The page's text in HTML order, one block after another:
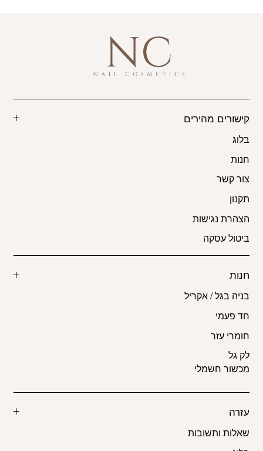
קישורים מהירים
בלוג
חנות
צור קשר
תקנון
הצהרת נגישות
ביטול עסקה
חנות
בניה בגל / אקריל
חד פעמי
חומרי עזר
לק גל
מכשור חשמלי
עזרה
שאלות ותשובות